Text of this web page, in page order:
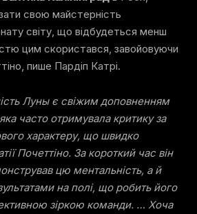
свою майстерність
світу, що відбудеться менш
цим скористався, завойовуючи
, пише Пардіп Катрі.
Луны є свіжим доповненням
часто отримувала критику за
характеру, що швидко
Почеттіно. За короткий час він
цю ментальність, а й
на полі, що робить його
зіркою команди. … Хоча